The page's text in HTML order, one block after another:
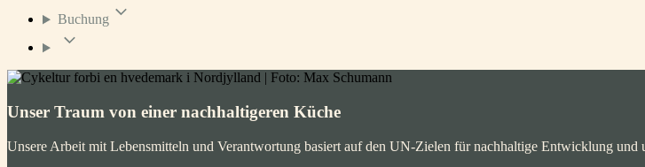
Buchung
Unser Traum von einer nachhaltigeren Küche
Unsere Arbeit mit Lebensmitteln und Verantwortung basiert auf den UN-Zielen für nachhaltige Entwicklung